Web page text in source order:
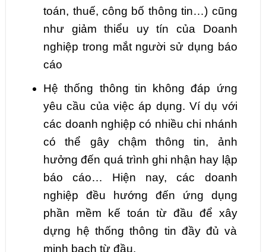
toán, thuế, công bố thông tin…) cũng
như giảm thiểu uy tín của Doanh
nghiệp trong mắt người sử dụng báo
cáo
Hệ thống thông tin không đáp ứng
yêu cầu của việc áp dụng. Ví dụ với
các doanh nghiệp có nhiều chi nhánh
có thể gây chậm thông tin, ảnh
hưởng đến quá trình ghi nhận hay lập
báo cáo… Hiện nay, các doanh
nghiệp đều hướng đến ứng dụng
phần mềm kế toán từ đầu để xây
dựng hệ thống thông tin đầy đủ và
minh bạch từ đầu.